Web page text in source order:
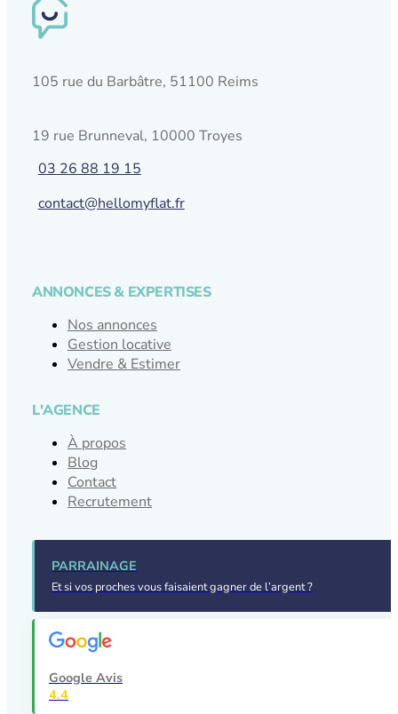
105 rue du Barbâtre, 51100 Reims
19 rue Brunneval, 10000 Troyes
03 26 88 19 15
contact@hellomyflat.fr
ANNONCES & EXPERTISES
Nos annonces
Gestion locative
Vendre & Estimer
L'AGENCE
À propos
Blog
Contact
Recrutement
PARRAINAGE
Et si vos proches vous faisaient gagner de l’argent ?
Google Avis
4.4